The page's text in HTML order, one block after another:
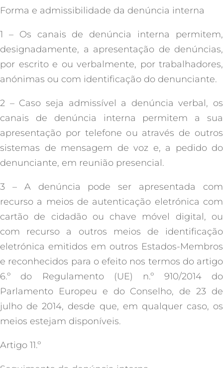
Forma e admissibilidade da denúncia interna
1 – Os canais de denúncia interna permitem,
designadamente, a apresentação de denúncias,
por escrito e ou verbalmente, por trabalhadores,
anónimas ou com identificação do denunciante.
2 – Caso seja admissível a denúncia verbal, os
canais de denúncia interna permitem a sua
apresentação por telefone ou através de outros
sistemas de mensagem de voz e, a pedido do
denunciante, em reunião presencial.
3 – A denúncia pode ser apresentada com
recurso a meios de autenticação eletrónica com
cartão de cidadão ou chave móvel digital, ou
com recurso a outros meios de identificação
eletrónica emitidos em outros Estados-Membros
e reconhecidos para o efeito nos termos do artigo
6.º do Regulamento (UE) n.º 910/2014 do
Parlamento Europeu e do Conselho, de 23 de
julho de 2014, desde que, em qualquer caso, os
meios estejam disponíveis.
Artigo 11.º